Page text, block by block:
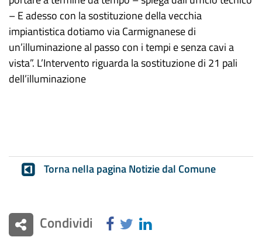
– E adesso con la sostituzione della vecchia
impiantistica dotiamo via Carmignanese di
un’illuminazione al passo con i tempi e senza cavi a
vista”. L’Intervento riguarda la sostituzione di 21 pali
dell’illuminazione
Torna nella pagina Notizie dal Comune
Condividi